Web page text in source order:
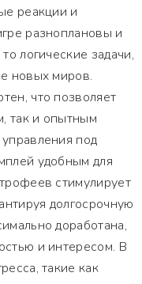
реакции и
разноплановы и
логические задачи,
новых миров.
что позволяет
так и опытным
под
удобным для
стимулирует
долгосрочную
доработана,
и интересом. В
такие как